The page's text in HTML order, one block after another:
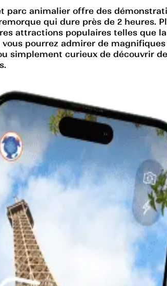
parc animalier offre des
qui dure près de 2 heures.
attractions populaires telles que
pourrez admirer de
simplement curieux de découvrir